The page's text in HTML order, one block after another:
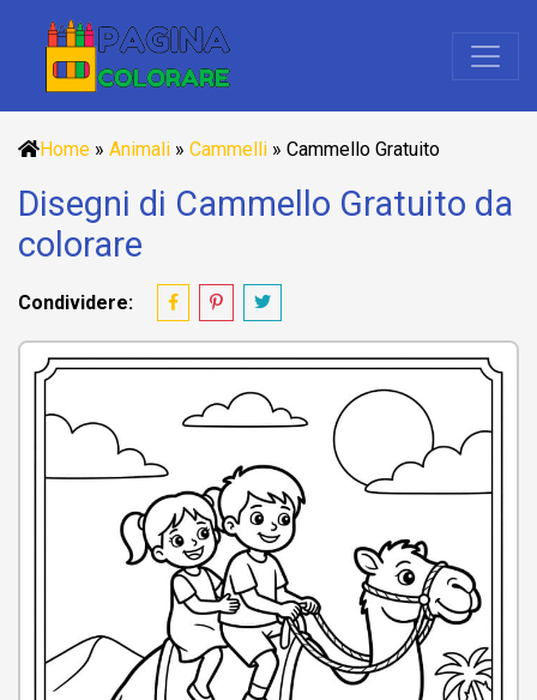
Home » Animali » Cammelli » Cammello Gratuito
Disegni di Cammello Gratuito da
colorare
Condividere: